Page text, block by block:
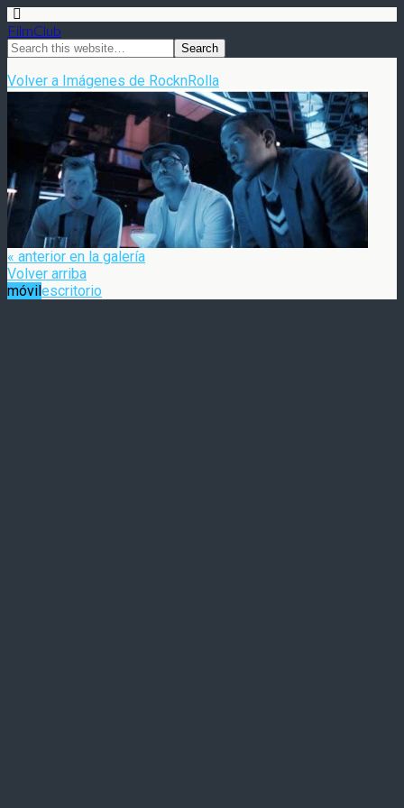
FilmClub
Volver a Imágenes de RocknRolla
« anterior en la galería
Volver arriba
móvilescritorio